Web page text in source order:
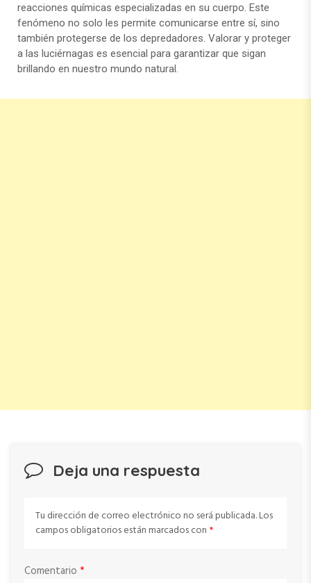
reacciones químicas especializadas en su cuerpo. Este
fenómeno no solo les permite comunicarse entre sí, sino
también protegerse de los depredadores. Valorar y proteger
a las luciérnagas es esencial para garantizar que sigan
brillando en nuestro mundo natural.
Deja una respuesta
Tu dirección de correo electrónico no será publicada.Los
campos obligatorios están marcados con *
Comentario *